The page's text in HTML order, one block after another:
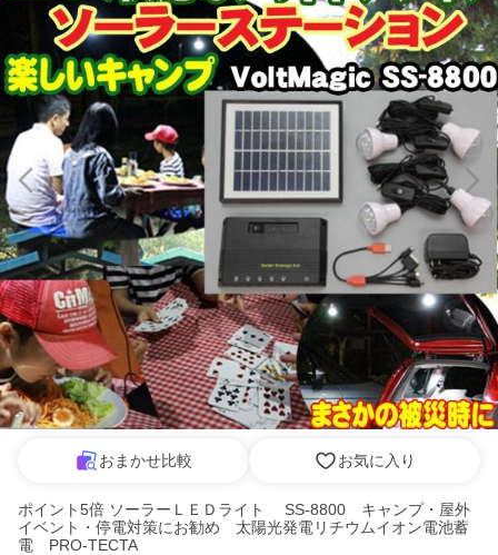
おまかせ比較 お気に入り
ポイント5倍 ソーラーＬＥＤライト SS-8800 キャンプ・屋外
イベント・停電対策にお勧め 太陽光発電リチウムイオン電池蓄
電 PRO-TECTA